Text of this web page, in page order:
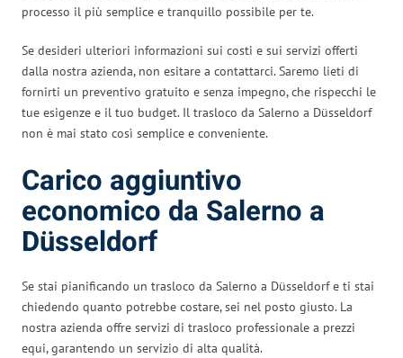
processo il più semplice e tranquillo possibile per te.
Se desideri ulteriori informazioni sui costi e sui servizi offerti
dalla nostra azienda, non esitare a contattarci. Saremo lieti di
fornirti un preventivo gratuito e senza impegno, che rispecchi le
tue esigenze e il tuo budget. Il trasloco da Salerno a Düsseldorf
non è mai stato così semplice e conveniente.
Carico aggiuntivo
economico da Salerno a
Düsseldorf
Se stai pianificando un trasloco da Salerno a Düsseldorf e ti stai
chiedendo quanto potrebbe costare, sei nel posto giusto. La
nostra azienda offre servizi di trasloco professionale a prezzi
equi, garantendo un servizio di alta qualità.